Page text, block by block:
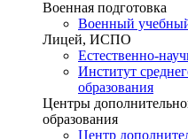
Военная подготовка
Военный
Лицей, ИСПО
Естественно-
Институт
образования
Центры
образования
Центр